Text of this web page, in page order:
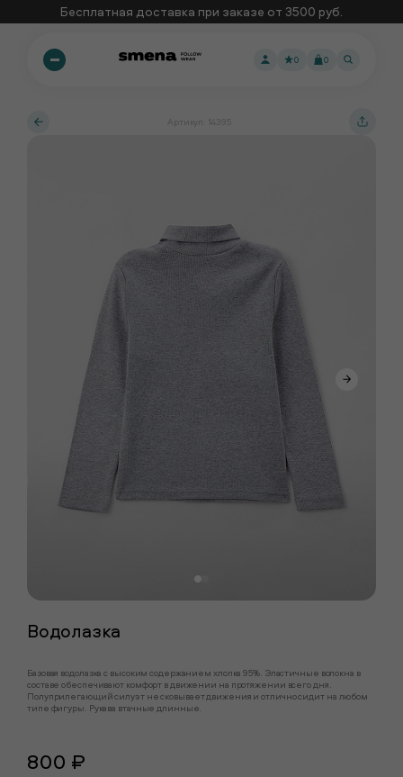
Бесплатная доставка при заказе от 3500 руб.
0
0
Артикул: 14395
Водолазка
Базовая водолазка с высоким содержанием хлопка 95%. Эластичные волокна в
составе обеспечивают комфорт в движении на протяжении всего дня.
Полуприлегающий силуэт не сковывает движения и отлично сидит на любом
типе фигуры. Рукава втачные длинные.
800 ₽